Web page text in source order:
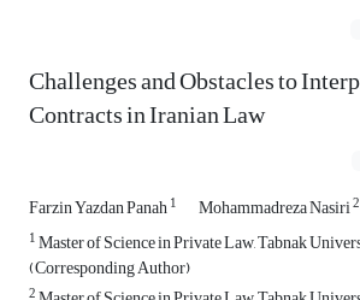
Challenges and Obstacles to
Contracts in Iranian Law
Farzin Yazdan Panah1 Mohammadreza Nasiri2
1Master of Science in Private Law, Tabnak
(Corresponding Author)
2